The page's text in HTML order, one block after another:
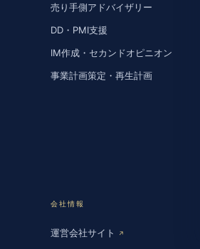
売り手側アドバイザリー
DD・PMI支援
IM作成・セカンドオピニオン
事業計画策定・再生計画
会社情報
運営会社サイト ↗